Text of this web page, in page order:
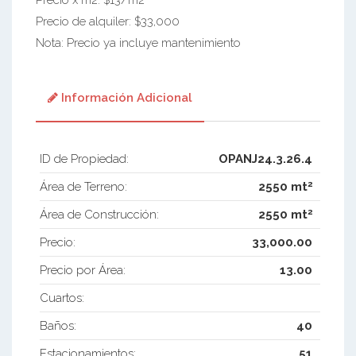
Precio de alquiler: $33,000
Nota: Precio ya incluye mantenimiento
Información Adicional
ID de Propiedad:
OPANJ24.3.26.4
Área de Terreno:
2550 mt2
Área de Construcción: 2550 mt2
Precio:
33,000.00
Precio por Área:
13.00
Cuartos:
Baños:
40